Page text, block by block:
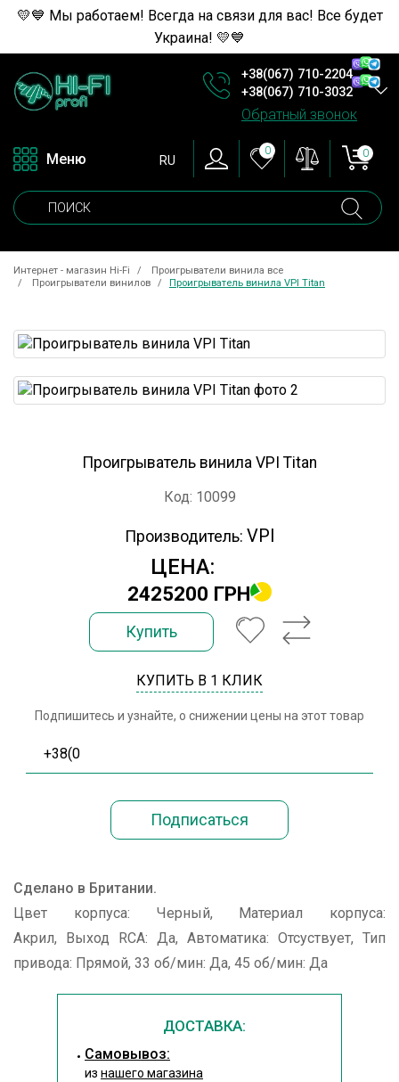
💛💙 Мы работаем! Всегда на связи для вас! Все будет
Украина! 💛💙
+38(067) 710-2204
+38(067) 710-3032
Обратный звонок
Меню RU
0 0
Интернет - магазин Hi-Fi
Проигрыватели винила все
Проигрыватели винилов
Проигрыватель винила VPI Titan
Проигрыватель винила VPI Titan
Код: 10099
Производитель: VPI
ЦЕНА:
2425200 ГРН
Купить
КУПИТЬ В 1 КЛИК
Подпишитесь и узнайте, о снижении цены на этот товар
Сделано в Британии.
Цвет корпуса: Черный, Материал корпуса:
Акрил, Выход RCA: Да, Автоматика: Отсуствует, Тип
привода: Прямой, 33 об/мин: Да, 45 об/мин: Да
ДОСТАВКА:
Cамовывоз:
из нашего магазина